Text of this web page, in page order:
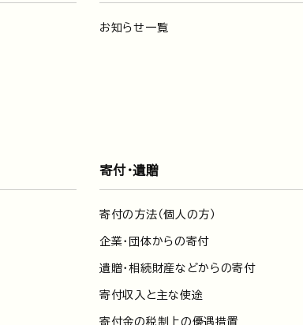
お知らせ一覧
寄付・遺贈
寄付の方法（個人の方）
企業・団体からの寄付
遺贈・相続財産などからの寄付
寄付収入と主な使途
寄付金の税制上の優遇措置